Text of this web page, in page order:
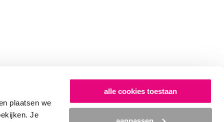
plaatsen we
Je
alle cookies toestaan